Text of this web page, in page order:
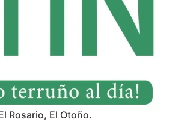
Rosario, El Otoño.